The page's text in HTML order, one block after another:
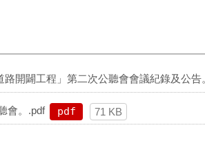
開闢工程」第二次公聽會會議紀錄及公告
會。.pdf pdf 71 KB